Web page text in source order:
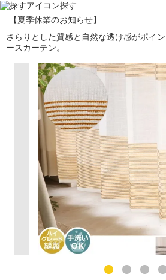
探す
【夏季休業のお知らせ】
さらりとした質感と自然な透け感がポイ
ースカーテン。